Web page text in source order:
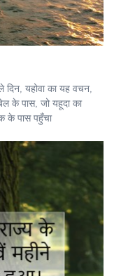
दिन, यहोवा का यह वचन,
के पास, जो यहूदा का
के पास पहुँचा